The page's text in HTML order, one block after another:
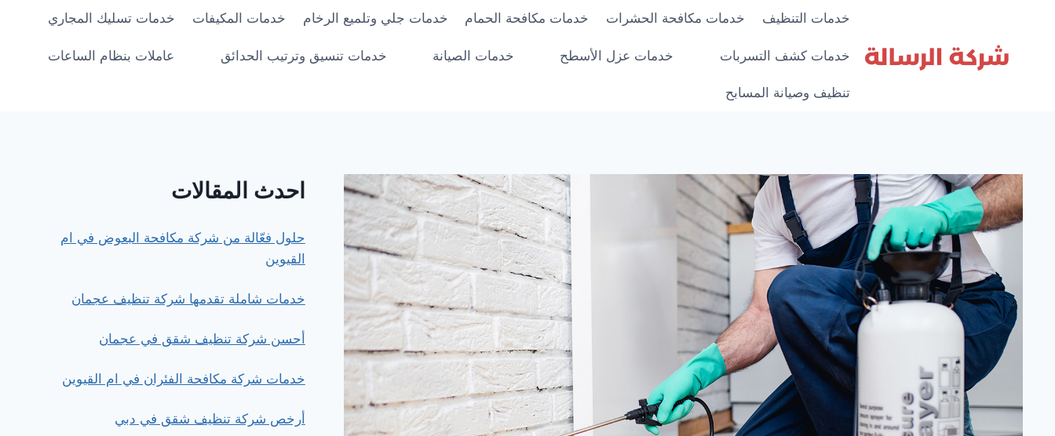
خدمات التنظيف خدمات مكافحة الحشرات خدمات مكافحة الحمام خدمات جلي وتلميع الرخام خدمات المكيفات خدمات تسليك المجاري
خدمات كشف التسربات خدمات عزل الأسطح خدمات الصيانة خدمات تنسيق وترتيب الحدائق عاملات بنظام الساعات
تنظيف وصيانة المسابح
احدث المقالات
حلول فعّالة من شركة مكافحة البعوض في ام
القيوين
خدمات شاملة تقدمها شركة تنظيف عجمان
أحسن شركة تنظيف شقق في عجمان
خدمات شركة مكافحة الفئران في ام القيوين
أرخص شركة تنظيف شقق في دبي